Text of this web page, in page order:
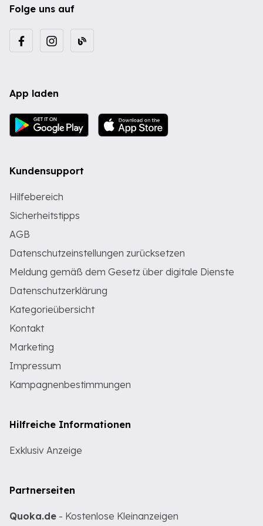
Folge uns auf
App laden
Kundensupport
Hilfebereich
Sicherheitstipps
AGB
Datenschutzeinstellungen zurücksetzen
Meldung gemäß dem Gesetz über digitale Dienste
Datenschutzerklärung
Kategorieübersicht
Kontakt
Marketing
Impressum
Kampagnenbestimmungen
Hilfreiche Informationen
Exklusiv Anzeige
Partnerseiten
Quoka.de - Kostenlose Kleinanzeigen